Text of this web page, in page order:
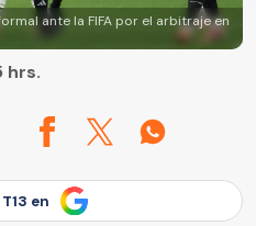
ante la FIFA por el arbitraje en
hrs.
en